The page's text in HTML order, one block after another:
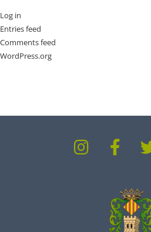
Log in
Entries feed
Comments feed
WordPress.org